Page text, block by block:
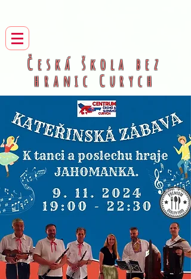
Česká škola bez
hranic
Curych